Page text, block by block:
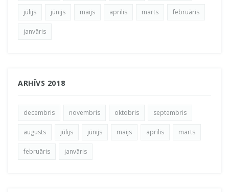
jūlijs jūnijs maijs aprīlis marts februāris
janvāris
ARHĪVS 2018
decembris novembris oktobris septembris
augusts jūlijs jūnijs maijs aprīlis marts
februāris janvāris